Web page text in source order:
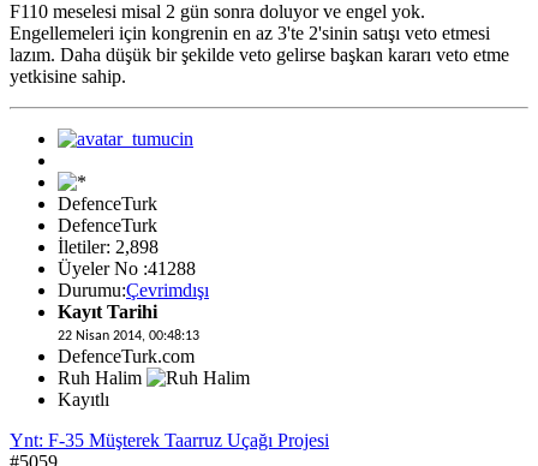
F110 meselesi misal 2 gün sonra doluyor ve engel yok.
Engellemeleri için kongrenin en az 3'te 2'sinin satışı veto etmesi
lazım. Daha düşük bir şekilde veto gelirse başkan kararı veto etme
yetkisine sahip.
DefenceTurk
DefenceTurk
İletiler: 2,898
Üyeler No :41288
Durumu:Çevrimdışı
Kayıt Tarihi
22 Nisan 2014, 00:48:13
DefenceTurk.com
Ruh Halim
Kayıtlı
Ynt: F-35 Müşterek Taarruz Uçağı Projesi